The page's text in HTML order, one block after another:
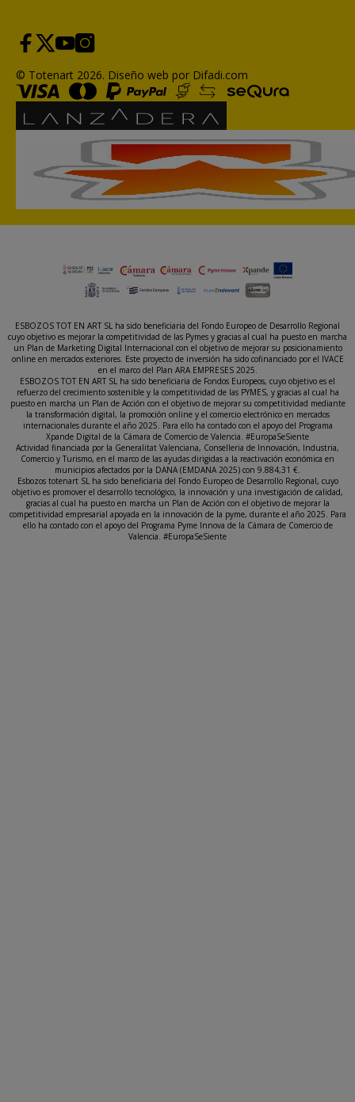
© Totenart 2026. Diseño web por Difadi.com
ESBOZOS TOT EN ART SL ha sido beneficiaria del Fondo Europeo de Desarrollo Regional
cuyo objetivo es mejorar la competitividad de las Pymes y gracias al cual ha puesto en marcha
un Plan de Marketing Digital Internacional con el objetivo de mejorar su posicionamiento
online en mercados exteriores. Este proyecto de inversión ha sido cofinanciado por el IVACE
en el marco del Plan ARA EMPRESES 2025.
ESBOZOS TOT EN ART SL ha sido beneficiaria de Fondos Europeos, cuyo objetivo es el
refuerzo del crecimiento sostenible y la competitividad de las PYMES, y gracias al cual ha
puesto en marcha un Plan de Acción con el objetivo de mejorar su competitividad mediante
la transformación digital, la promoción online y el comercio electrónico en mercados
internacionales durante el año 2025. Para ello ha contado con el apoyo del Programa
Xpande Digital de la Cámara de Comercio de Valencia. #EuropaSeSiente
Actividad financiada por la Generalitat Valenciana, Conselleria de Innovación, Industria,
Comercio y Turismo, en el marco de las ayudas dirigidas a la reactivación económica en
municipios afectados por la DANA (EMDANA 2025) con 9.884,31 €.
Esbozos totenart SL ha sido beneficiaria del Fondo Europeo de Desarrollo Regional, cuyo
objetivo es promover el desarrollo tecnológico, la innovación y una investigación de calidad,
gracias al cual ha puesto en marcha un Plan de Acción con el objetivo de mejorar la
competitividad empresarial apoyada en la innovación de la pyme, durante el año 2025. Para
ello ha contado con el apoyo del Programa Pyme Innova de la Cámara de Comercio de
Valencia. #EuropaSeSiente